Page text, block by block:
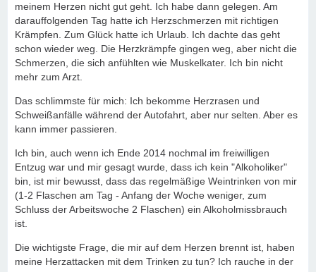
meinem Herzen nicht gut geht. Ich habe dann gelegen. Am
darauffolgenden Tag hatte ich Herzschmerzen mit richtigen
Krämpfen. Zum Glück hatte ich Urlaub. Ich dachte das geht
schon wieder weg. Die Herzkrämpfe gingen weg, aber nicht die
Schmerzen, die sich anfühlten wie Muskelkater. Ich bin nicht
mehr zum Arzt.
Das schlimmste für mich: Ich bekomme Herzrasen und
Schweißanfälle während der Autofahrt, aber nur selten. Aber es
kann immer passieren.
Ich bin, auch wenn ich Ende 2014 nochmal im freiwilligen
Entzug war und mir gesagt wurde, dass ich kein "Alkoholiker"
bin, ist mir bewusst, dass das regelmäßige Weintrinken von mir
(1-2 Flaschen am Tag - Anfang der Woche weniger, zum
Schluss der Arbeitswoche 2 Flaschen) ein Alkoholmissbrauch
ist.
Die wichtigste Frage, die mir auf dem Herzen brennt ist, haben
meine Herzattacken mit dem Trinken zu tun? Ich rauche in der